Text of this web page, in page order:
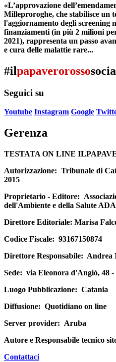
«L’approvazione
Milleproroghe, che stabilisce un
l'aggiornamento degli screening
finanziamenti (in più 2 milioni
2021), rappresenta un passo
e cura delle malattie rare...
#ilpapaverorosso
Seguici su
Youtube Instagram Google
Gerenza
TESTATA ON LINE
Autorizzazione: Tribunale di
2015
Proprietario - Editore:
dell'Ambiente e della Salute
Direttore Editoriale: Marisa
Codice Fiscale: 93167150874
Direttore Responsabile: Andrea
Sede: via Eleonora d'Angiò, 48 -
Luogo Pubblicazione: Catania
Diffusione: Quotidiano on line
Server provider: Aruba
Autore e Responsabile tecnico
Contattaci